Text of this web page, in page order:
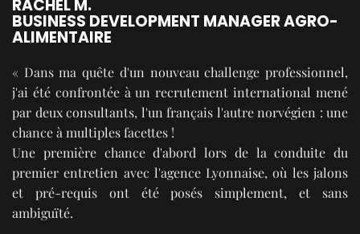
RACHEL M.
BUSINESS DEVELOPMENT MANAGER AGRO-
ALIMENTAIRE
« Dans ma quête d'un nouveau challenge professionnel,
j'ai été confrontée à un recrutement international mené
par deux consultants, l'un français l'autre norvégien : une
chance à multiples facettes !
Une première chance d'abord lors de la conduite du
premier entretien avec l'agence Lyonnaise, où les jalons
et pré-requis ont été posés simplement, et sans
ambiguïté.